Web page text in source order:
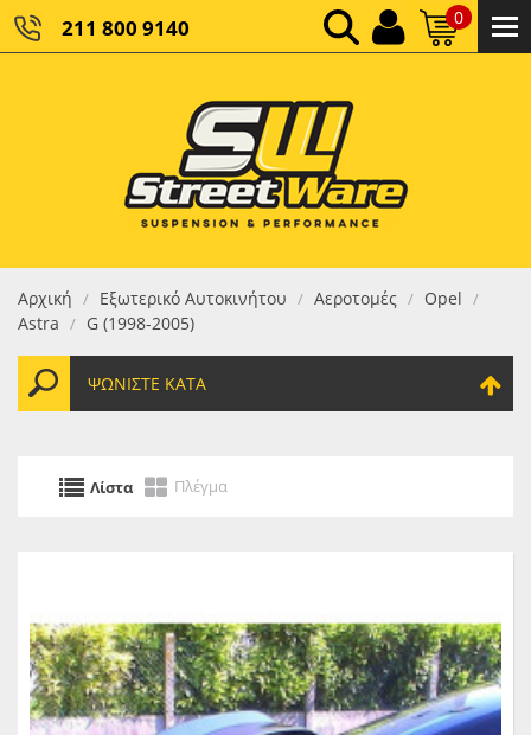
211 800 9140 0
ΚΑΘΑΡΌ ΣΎΝΟΛΟ:
ΤΕΛΙΚΌ ΣΎΝΟΛΟ:0,00 €
Αρχική / Εξωτερικό Αυτοκινήτου / Αεροτομές / Opel /
Astra / G (1998-2005)
ΨΩΝΊΣΤΕ ΚΑΤΆ
Λίστα Πλέγμα